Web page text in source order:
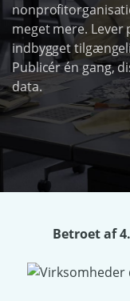
meget mere.
indbygget
Publicér én gang,
data.
Betroet af